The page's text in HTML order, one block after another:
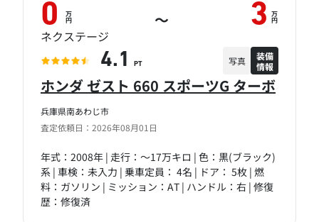
兵庫県南あわじ市
査定依頼日：2026年08月01日
ホンダ ゼスト 660 スポーツG ターボ
年式：2008年 | 走行：～17万キロ | 色：黒(ブラック)
系 | 車検：未入力 | 乗車定員： 4名 | ドア： 5枚 | 燃
料：ガソリン | ミッション：AT | ハンドル：右 | 修復
歴：修復済
0 万
円 ～ 3 万
円
ネクステージ
4.1 PT 写真
装備
情報